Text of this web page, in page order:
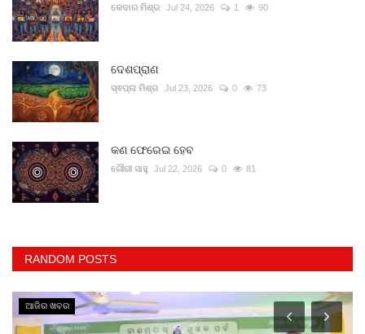
କେଦାର ମିଶ୍ର Jul 24, 2026 1 90
ଦେଶପ୍ରାଣ
ସ୍ଵପ୍ନା ମିଶ୍ର Jul 23, 2026 0 73
କଣ ଫେରେଇ ହେବ
ଗୌରୀ ସାହୁ Jul 22, 2026 0 81
RANDOM POSTS
ଆଜିର ଖବର